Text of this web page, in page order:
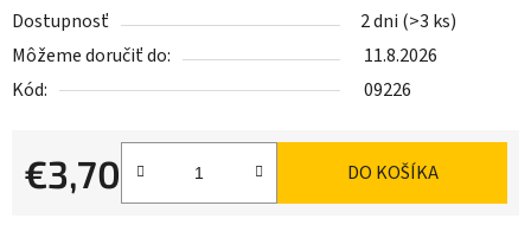
Dostupnosť 2 dni (>3 ks)
Môžeme doručiť do:
11.8.2026
Kód:
09226
€3,70
Jednotková cena:
DO KOŠÍKA